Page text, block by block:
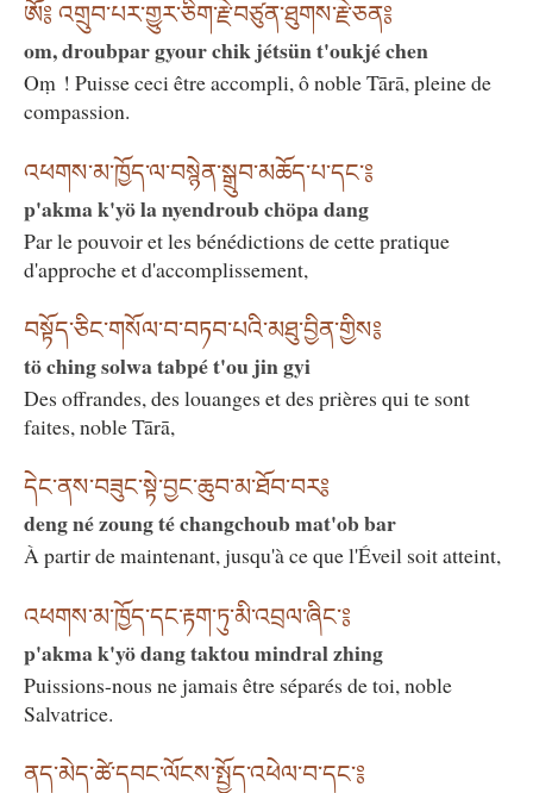
ཨོཾ༔ འགྲུབ་པར་གྱུར་ཅིག་རྗེ་བཙུན་ཐུགས་རྗེ་ཅན༔
om, droubpar gyour chik jétsün t'oukjé chen
Oṃ ! Puisse ceci être accompli, ô noble Tārā, pleine de
compassion.
འཕགས་མ་ཁྱོད་ལ་བསྙེན་སྒྲུབ་མཆོད་པ་དང༌༔
p'akma k'yö la nyendroub chöpa dang
Par le pouvoir et les bénédictions de cette pratique
d'approche et d'accomplissement,
བསྟོད་ཅིང་གསོལ་བ་བཏབ་པའི་མཐུ་བྱིན་གྱིས༔
tö ching solwa tabpé t'ou jin gyi
Des offrandes, des louanges et des prières qui te sont
faites, noble Tārā,
དེང་ནས་བཟུང་སྟེ་བྱང་ཆུབ་མ་ཐོབ་བར༔
deng né zoung té changchoub mat'ob bar
À partir de maintenant, jusqu'à ce que l'Éveil soit atteint,
འཕགས་མ་ཁྱོད་དང་རྟག་ཏུ་མི་འབྲལ་ཞིང༌༔
p'akma k'yö dang taktou mindral zhing
Puissions-nous ne jamais être séparés de toi, noble
Salvatrice.
ནད་མེད་ཚེ་དབང་ལོངས་སྤྱོད་འཕེལ་བ་དང༌༔